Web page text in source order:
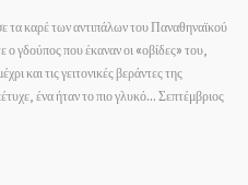
καρέ των αντιπάλων του Παναθηναϊκού
ο γδούπος που έκαναν οι «οβίδες» του,
και τις γειτονικές βεράντες της
ένα ήταν το πιο γλυκό… Σεπτέμβριος